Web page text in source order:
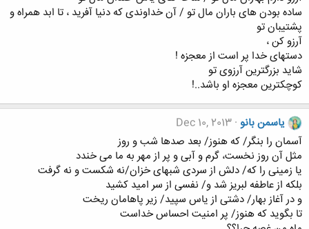
ساده بودن های باران مال تو / آن خداوندی که دنیا آفرید ، تا ابد همراه و
پشتیبان تو
آرزو کن ،
دستهای خدا پر است از معجزه !
شاید بزرگترین آرزوی تو
کوچکترین معجزه او باشد..!
یاسمن بانو Dec 10, 2013
آسمان را بنگر/ که هنوز/ بعد صدها شب و روز
مثل آن روز نخست، گرم و آبی و پر از مهر به ما می خندد
یا زمینی را که/ دلش از سردی شبهای خزان/نه شکست و نه گرفت
بلکه از عاطفه لبریز شد و/ نفسی از سر امید کشید
و در آغاز بهار/ دشتی از یاس سپید/ زیر پاهامان ریخت
تا بگوید که هنوز/ پر امنیت احساس خداست